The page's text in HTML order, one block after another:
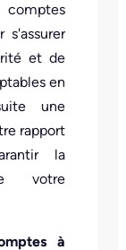
s'assurer
et de
en
une
rapport
la
votre
à